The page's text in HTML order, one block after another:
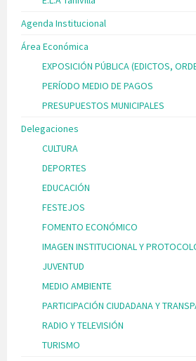
Agenda Institucional
Área Económica
EXPOSICIÓN PÚBLICA (EDICTOS,
PERÍODO MEDIO DE PAGOS
PRESUPUESTOS MUNICIPALES
Delegaciones
CULTURA
DEPORTES
EDUCACIÓN
FESTEJOS
FOMENTO ECONÓMICO
IMAGEN INSTITUCIONAL Y
JUVENTUD
MEDIO AMBIENTE
PARTICIPACIÓN CIUDADANA Y
RADIO Y TELEVISIÓN
TURISMO